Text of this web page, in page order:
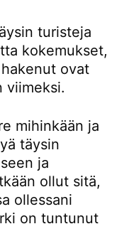
turisteja
kokemukset,
ovat
viimeksi.
mihinkään ja
täysin
ja
ollut sitä,
ollessani
on tuntunut